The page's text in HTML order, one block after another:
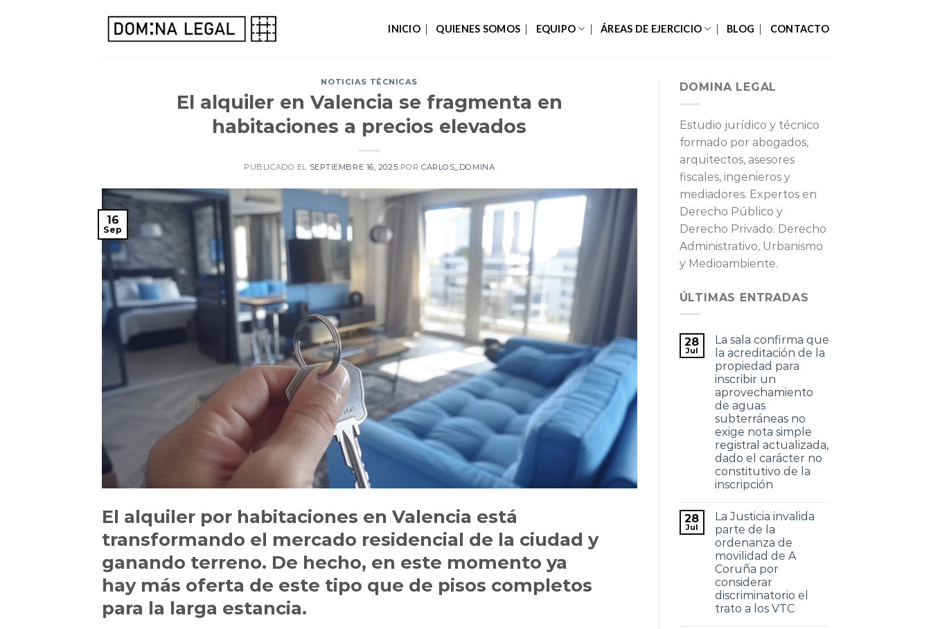
INICIO QUIENES SOMOS EQUIPO ÁREAS DE EJERCICIO BLOG CONTACTO
NOTICIAS TÉCNICAS
El alquiler en Valencia se fragmenta en
habitaciones a precios elevados
PUBLICADO EL SEPTIEMBRE 16, 2025 POR CARLOS_DOMINA
16
Sep
El alquiler por habitaciones en Valencia está
transformando el mercado residencial de la ciudad y
ganando terreno. De hecho, en este momento ya
hay más oferta de este tipo que de pisos completos
para la larga estancia.
DOMINA LEGAL
Estudio jurídico y técnico
formado por abogados,
arquitectos, asesores
fiscales, ingenieros y
mediadores. Expertos en
Derecho Público y
Derecho Privado. Derecho
Administrativo, Urbanismo
y Medioambiente.
ÚLTIMAS ENTRADAS
28
Jul
La sala confirma que
la acreditación de la
propiedad para
inscribir un
aprovechamiento
de aguas
subterráneas no
exige nota simple
registral actualizada,
dado el carácter no
constitutivo de la
inscripción
28
Jul
La Justicia invalida
parte de la
ordenanza de
movilidad de A
Coruña por
considerar
discriminatorio el
trato a los VTC